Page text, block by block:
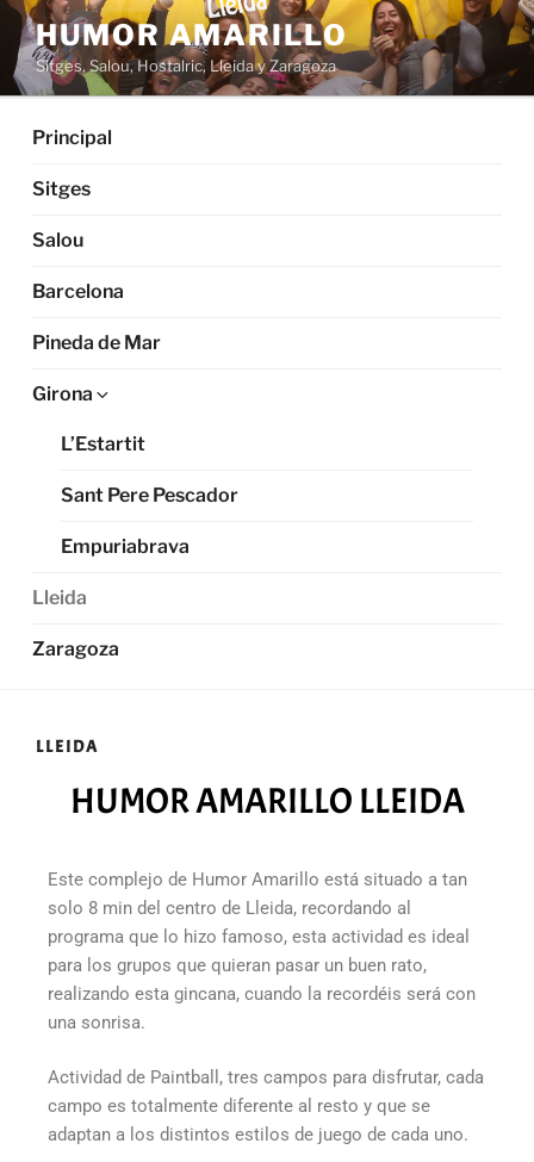
HUMOR AMARILLO
Sitges, Salou, Hostalric, Lleida y Zaragoza
Principal
Sitges
Salou
Barcelona
Pineda de Mar
Girona
L’Estartit
Sant Pere Pescador
Empuriabrava
Lleida
Zaragoza
LLEIDA
HUMOR AMARILLO LLEIDA
Este complejo de Humor Amarillo está situado a tan
solo 8 min del centro de Lleida, recordando al
programa que lo hizo famoso, esta actividad es ideal
para los grupos que quieran pasar un buen rato,
realizando esta gincana, cuando la recordéis será con
una sonrisa.
Actividad de Paintball, tres campos para disfrutar, cada
campo es totalmente diferente al resto y que se
adaptan a los distintos estilos de juego de cada uno.